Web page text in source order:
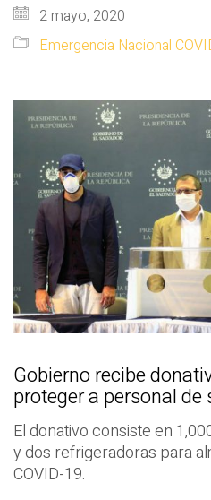
2 mayo, 2020
Emergencia Nacional
Gobierno recibe
proteger a personal de
El donativo consiste en
y dos refrigeradoras para
COVID-19.